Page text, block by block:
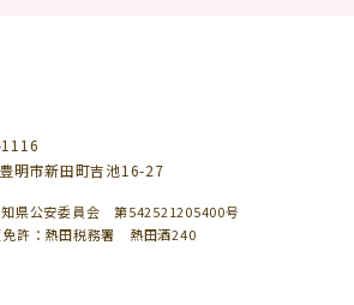
明市新田町吉池16-27
県公安委員会 第542521205400号
免許：熱田税務署 熱田酒240